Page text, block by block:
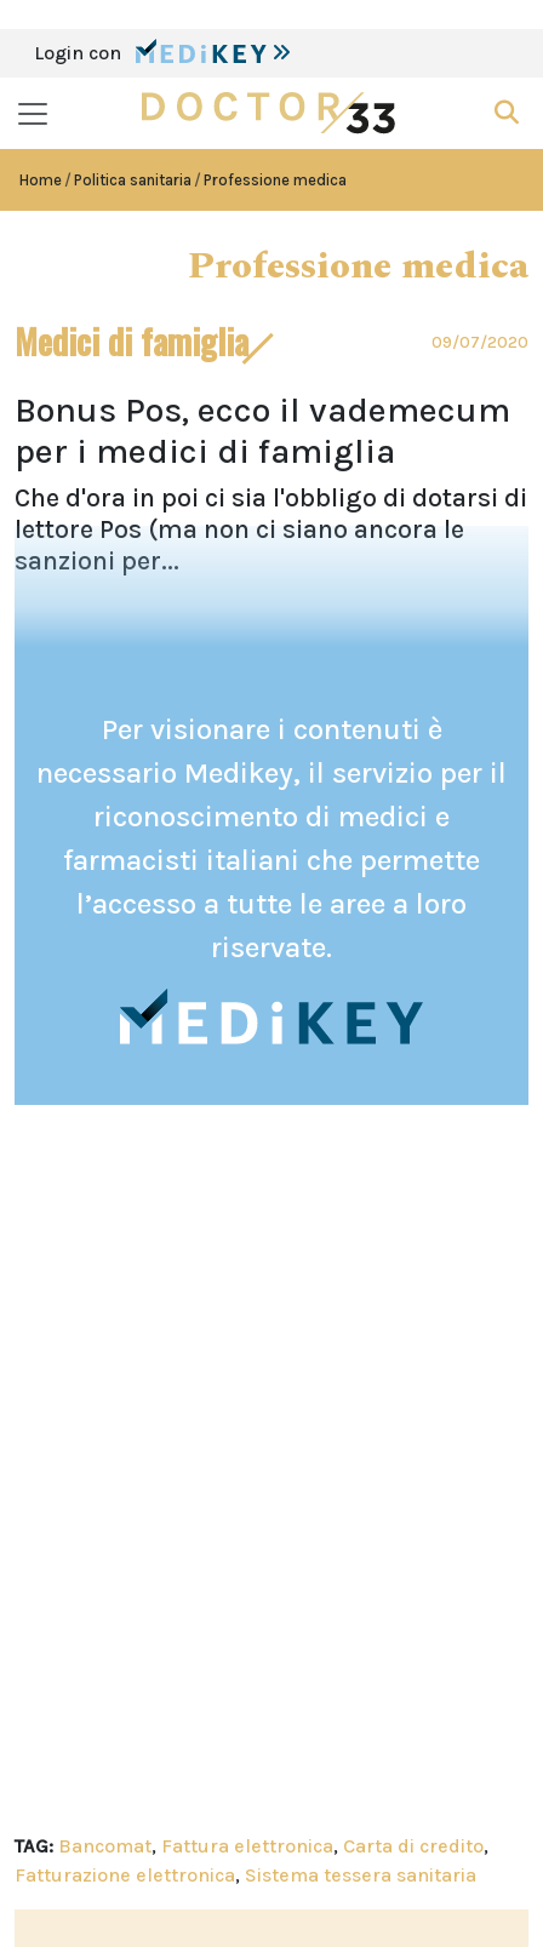
Login con
Home Politica sanitaria Professione medica
Professione medica
Medici di famiglia 09/07/2020
Bonus Pos, ecco il vademecum
per i medici di famiglia
Che d'ora in poi ci sia l'obbligo di dotarsi di
lettore Pos (ma non ci siano ancora le
sanzioni per...
Per visionare i contenuti è
necessario Medikey, il servizio per il
riconoscimento di medici e
farmacisti italiani che permette
l’accesso a tutte le aree a loro
riservate.
TAG: Bancomat, Fattura elettronica, Carta di credito,
Fatturazione elettronica, Sistema tessera sanitaria